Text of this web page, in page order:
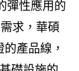
彈性應用的
求，華碩
產品線，